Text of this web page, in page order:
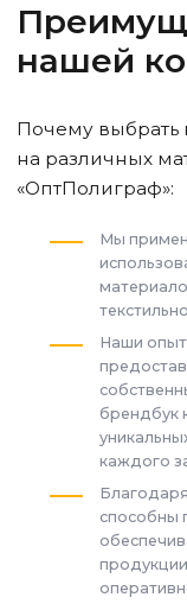
нашей
Почему
на различных
«ОптПолиграф»:
Мы
Наши
брендбук
каждого
способны